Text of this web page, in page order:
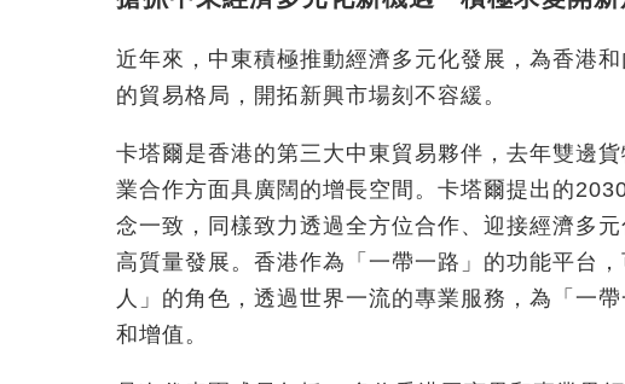
近年來，中東積極推動經濟多元化發展，為香港
的貿易格局，開拓新興市場刻不容緩。
卡塔爾是香港的第三大中東貿易夥伴，去年雙邊
業合作方面具廣闊的增長空間。卡塔爾提出的
念一致，同樣致力透過全方位合作、迎接經濟多
高質量發展。香港作為「一帶一路」的功能平台
人」的角色，透過世界一流的專業服務，為「一
和增值。